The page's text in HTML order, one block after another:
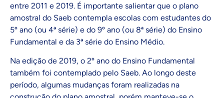
entre 2011 e 2019. É importante salientar que o plano
amostral do Saeb contempla escolas com estudantes do
5º ano (ou 4ª série) e do 9º ano (ou 8ª série) do Ensino
Fundamental e da 3ª série do Ensino Médio.
Na edição de 2019, o 2º ano do Ensino Fundamental
também foi contemplado pelo Saeb. Ao longo deste
período, algumas mudanças foram realizadas na